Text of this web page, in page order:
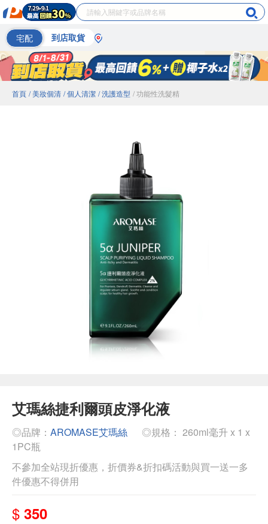
宅配 到店取貨
首頁 / 美妝個清 / 個人清潔 / 洗護造型 / 功能性洗髮精
艾瑪絲捷利爾頭皮淨化液
◎品牌： AROMASE艾瑪絲
◎規格： 260ml毫升 x 1 x
1PC瓶
不參加全站現折優惠，折價券&折扣碼活動與買一送一多
件優惠不得併用
$ 350